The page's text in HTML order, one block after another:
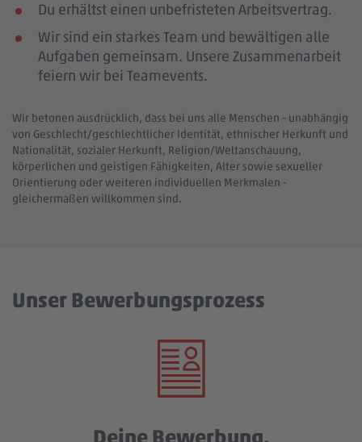
Du erhältst einen unbefristeten Arbeitsvertrag.
Wir sind ein starkes Team und bewältigen alle
Aufgaben gemeinsam. Unsere Zusammenarbeit
feiern wir bei Teamevents.
Wir betonen ausdrücklich, dass bei uns alle Menschen - unabhängig
von Geschlecht/geschlechtlicher Identität, ethnischer Herkunft und
Nationalität, sozialer Herkunft, Religion/Weltanschauung,
körperlichen und geistigen Fähigkeiten, Alter sowie sexueller
Orientierung oder weiteren individuellen Merkmalen -
gleichermaßen willkommen sind.
Unser Bewerbungsprozess